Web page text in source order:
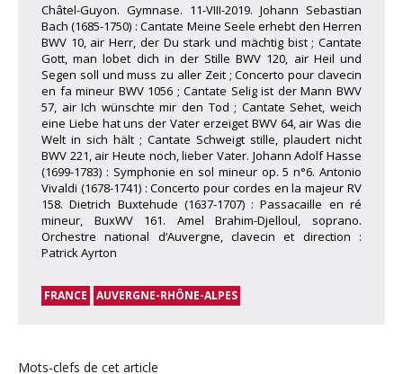
Châtel-Guyon. Gymnase. 11-VIII-2019. Johann Sebastian
Bach (1685-1750) : Cantate Meine Seele erhebt den Herren
BWV 10, air Herr, der Du stark und mächtig bist ; Cantate
Gott, man lobet dich in der Stille BWV 120, air Heil und
Segen soll und muss zu aller Zeit ; Concerto pour clavecin
en fa mineur BWV 1056 ; Cantate Selig ist der Mann BWV
57, air Ich wünschte mir den Tod ; Cantate Sehet, weich
eine Liebe hat uns der Vater erzeiget BWV 64, air Was die
Welt in sich hält ; Cantate Schweigt stille, plaudert nicht
BWV 221, air Heute noch, lieber Vater. Johann Adolf Hasse
(1699-1783) : Symphonie en sol mineur op. 5 n°6. Antonio
Vivaldi (1678-1741) : Concerto pour cordes en la majeur RV
158. Dietrich Buxtehude (1637-1707) : Passacaille en ré
mineur, BuxWV 161. Amel Brahim-Djelloul, soprano.
Orchestre national d’Auvergne, clavecin et direction :
Patrick Ayrton
FRANCE AUVERGNE-RHÔNE-ALPES
Mots-clefs de cet article